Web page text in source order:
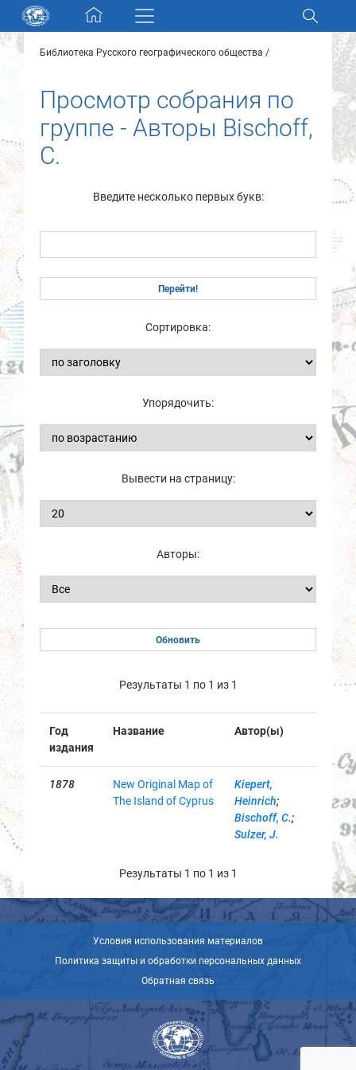
Skip navigation
Разделы и коллекции
Электронный каталог
Новости
О нас
Контакты
Партнеры
Найти
Библиотека Русского географического общества
Просмотр собрания по
группе - Авторы Bischoff,
C.
Введите несколько первых букв:
Сортировка:
Упорядочить:
Вывести на страницу:
Авторы:
Результаты 1 по 1 из 1
Год
издания
Название Автор(ы)
1878
New Original Map of
The Island of Cyprus
Kiepert,
Heinrich;
Bischoff, C.;
Sulzer, J.
Результаты 1 по 1 из 1
Условия использования материалов
Политика защиты и обработки персональных данных
Обратная связь